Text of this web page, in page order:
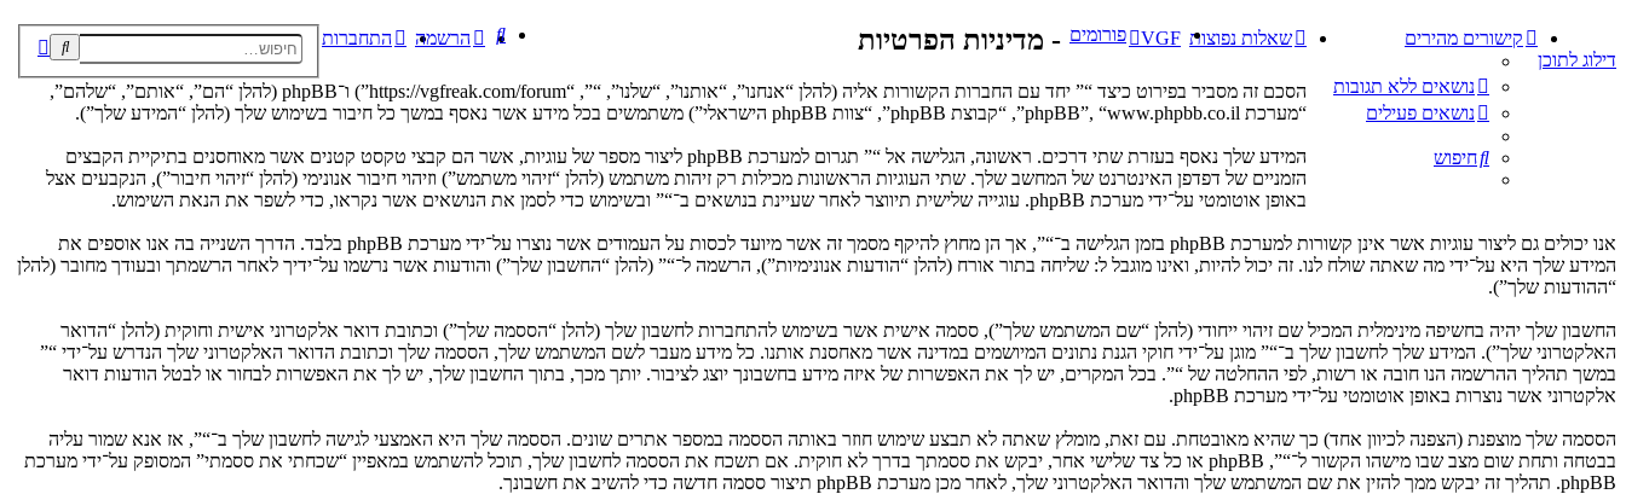
דילוג לתוכן
חיפושחיפוש
מתקדם
קישורים מהירים
נושאים ללא תגובות
נושאים פעילים
חיפוש
שאלות נפוצות התחברות הרשמה VGF פורומים חיפוש - מדיניות הפרטיות
הסכם זה מסביר בפירוט כיצד “” יחד עם החברות הקשורות אליה (להלן “אנחנו”, “אותנו”, “שלנו”, “”, “https://vgfreak.com/forum”) ו־phpBB (להלן “הם”, “אותם”, “שלהם”,
“מערכת phpBB”, “www.phpbb.co.il”, “קבוצת phpBB”, “צוות phpBB הישראלי”) משתמשים בכל מידע אשר נאסף במשך כל חיבור בשימוש שלך (להלן “המידע שלך”).
המידע שלך נאסף בעזרת שתי דרכים. ראשונה, הגלישה אל “” תגרום למערכת phpBB ליצור מספר של עוגיות, אשר הם קבצי טקסט קטנים אשר מאוחסנים בתיקיית הקבצים
הזמניים של דפדפן האינטרנט של המחשב שלך. שתי העוגיות הראשונות מכילות רק זיהות משתמש (להלן “זיהוי משתמש”) וזיהוי חיבור אנונימי (להלן “זיהוי חיבור”), הנקבעים אצל
באופן אוטומטי על־ידי מערכת phpBB. עוגייה שלישית תיווצר לאחר שעיינת בנושאים ב־“” ובשימוש כדי לסמן את הנושאים אשר נקראו, כדי לשפר את הנאת השימוש.
אנו יכולים גם ליצור עוגיות אשר אינן קשורות למערכת phpBB בזמן הגלישה ב־“”, אך הן מחוץ להיקף מסמך זה אשר מיועד לכסות על העמודים אשר נוצרו על־ידי מערכת phpBB בלבד. הדרך השנייה בה אנו אוספים את
המידע שלך היא על־ידי מה שאתה שולח לנו. זה יכול להיות, ואינו מוגבל ל: שליחה בתור אורח (להלן “הודעות אנונימיות”), הרשמה ל־“” (להלן “החשבון שלך”) והודעות אשר נרשמו על־ידיך לאחר הרשמתך ובעודך מחובר (להלן
“ההודעות שלך”).
החשבון שלך יהיה בחשיפה מינימלית המכיל שם זיהוי ייחודי (להלן “שם המשתמש שלך”), ססמה אישית אשר בשימוש להתחברות לחשבון שלך (להלן “הססמה שלך”) וכתובת דואר אלקטרוני אישית וחוקית (להלן “הדואר
האלקטרוני שלך”). המידע שלך לחשבון שלך ב־“” מוגן על־ידי חוקי הגנת נתונים המיושמים במדינה אשר מאחסנת אותנו. כל מידע מעבר לשם המשתמש שלך, הססמה שלך וכתובת הדואר האלקטרוני שלך הנדרש על־ידי “”
במשך תהליך ההרשמה הנו חובה או רשות, לפי ההחלטה של “”. בכל המקרים, יש לך את האפשרות של איזה מידע בחשבונך יוצג לציבור. יותך מכך, בתוך החשבון שלך, יש לך את האפשרות לבחור או לבטל הודעות דואר
אלקטרוני אשר נוצרות באופן אוטומטי על־ידי מערכת phpBB.
הססמה שלך מוצפנת (הצפנה לכיוון אחד) כך שהיא מאובטחת. עם זאת, מומלץ שאתה לא תבצע שימוש חוזר באותה הססמה במספר אתרים שונים. הססמה שלך היא האמצעי לגישה לחשבון שלך ב־“”, אז אנא שמור עליה
בבטחה ותחת שום מצב שבו מישהו הקשור ל־“”, phpBB או כל צד שלישי אחר, יבקש את ססמתך בדרך לא חוקית. אם תשכח את הססמה לחשבון שלך, תוכל להשתמש במאפיין “שכחתי את ססמתי” המסופק על־ידי מערכת
phpBB. תהליך זה יבקש ממך להזין את שם המשתמש שלך והדואר האלקטרוני שלך, לאחר מכן מערכת phpBB תיצור ססמה חדשה כדי להשיב את חשבונך.